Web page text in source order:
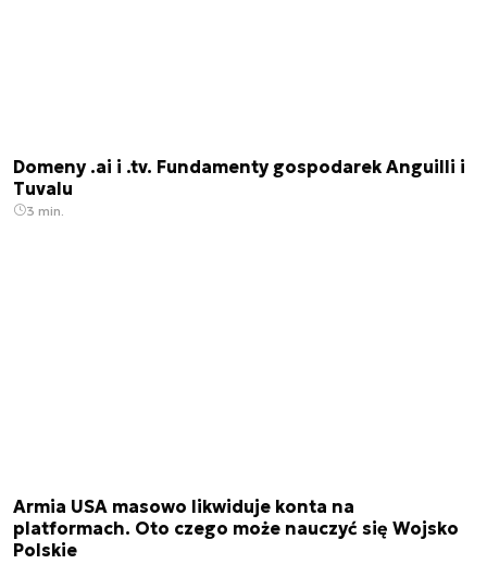
Domeny .ai i .tv. Fundamenty gospodarek Anguilli i
Tuvalu
3 min.
Armia USA masowo likwiduje konta na
platformach. Oto czego może nauczyć się Wojsko
Polskie